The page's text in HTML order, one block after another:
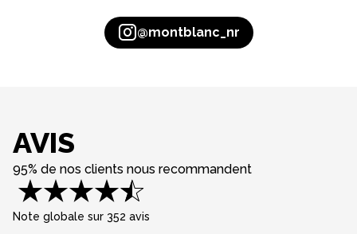
@montblanc_nr
AVIS
95% de nos clients nous recommandent
Note globale sur 352 avis